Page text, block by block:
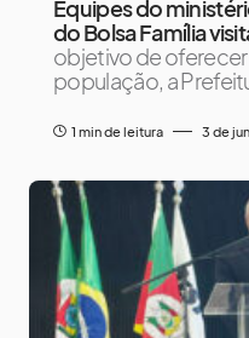
Equipes do
do Bolsa Família
objetivo de oferecer
população, a
1 min de leitura 3 de